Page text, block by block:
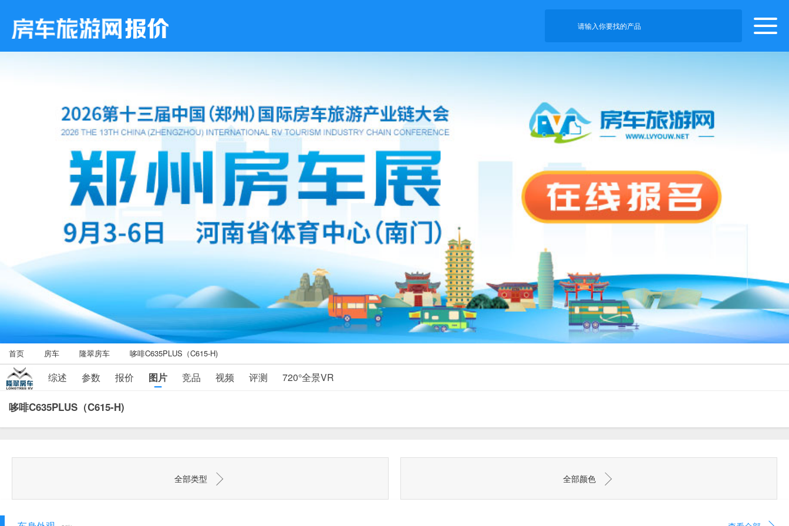
请输入你要找的产品
首页 房车 隆翠房车 哆啡C635PLUS（C615-H)
综述 参数 报价 图片 竞品 视频 评测 720°全景VR
哆啡C635PLUS（C615-H)
全部类型 全部颜色